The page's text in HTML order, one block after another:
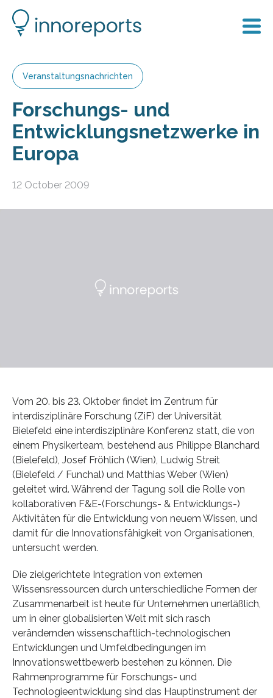
Veranstaltungsnachrichten
Forschungs- und
Entwicklungsnetzwerke in
Europa
12 October 2009
Vom 20. bis 23. Oktober findet im Zentrum für
interdisziplinäre Forschung (ZiF) der Universität
Bielefeld eine interdisziplinäre Konferenz statt, die von
einem Physikerteam, bestehend aus Philippe Blanchard
(Bielefeld), Josef Fröhlich (Wien), Ludwig Streit
(Bielefeld / Funchal) und Matthias Weber (Wien)
geleitet wird. Während der Tagung soll die Rolle von
kollaborativen F&E-(Forschungs- & Entwicklungs-)
Aktivitäten für die Entwicklung von neuem Wissen, und
damit für die Innovationsfähigkeit von Organisationen,
untersucht werden.
Die zielgerichtete Integration von externen
Wissensressourcen durch unterschiedliche Formen der
Zusammenarbeit ist heute für Unternehmen unerläßlich,
um in einer globalisierten Welt mit sich rasch
verändernden wissenschaftlich-technologischen
Entwicklungen und Umfeldbedingungen im
Innovationswettbewerb bestehen zu können. Die
Rahmenprogramme für Forschungs- und
Technologieentwicklung sind das Hauptinstrument der